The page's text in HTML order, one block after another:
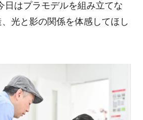
日はプラモデルを組み立てな
光と影の関係を体感してほし